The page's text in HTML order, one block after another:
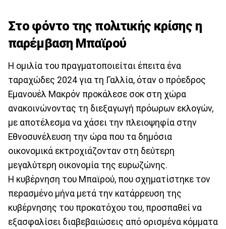
Στο φόντο της πολιτικής κρίσης η
παρέμβαση Μπαϊρού
Η ομιλία του πραγματοποιείται έπειτα ένα
ταραχώδες 2024 για τη Γαλλία, όταν ο πρόεδρος
Εμανουέλ Μακρόν προκάλεσε σοκ στη χώρα
ανακοινώνοντας τη διεξαγωγή πρόωρων εκλογών,
με αποτέλεσμα να χάσει την πλειοψηφία στην
Εθνοσυνέλευση την ώρα που τα δημόσια
οικονομικά εκτροχιάζονταν στη δεύτερη
μεγαλύτερη οικονομία της ευρωζώνης.
Η κυβέρνηση του Μπαϊρού, που σχηματίστηκε τον
περασμένο μήνα μετά την κατάρρευση της
κυβέρνησης του προκατόχου του, προσπαθεί να
εξασφαλίσει διαβεβαιώσεις από ορισμένα κόμματα